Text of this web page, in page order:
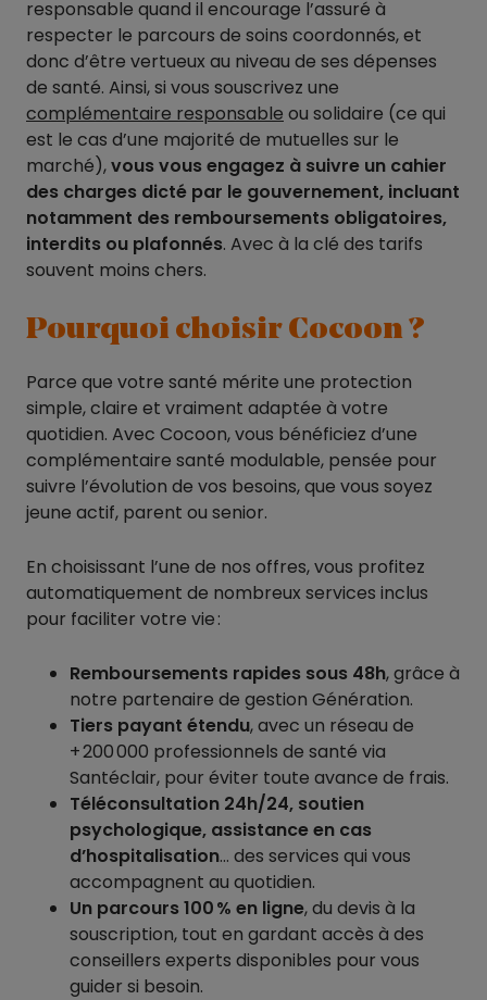
responsable quand il encourage l’assuré à
respecter le parcours de soins coordonnés, et
donc d’être vertueux au niveau de ses dépenses
de santé. Ainsi, si vous souscrivez une
complémentaire responsable ou solidaire (ce qui
est le cas d’une majorité de mutuelles sur le
marché),vous vous engagez à suivre un cahier
des charges dicté par le gouvernement, incluant
notamment des remboursements obligatoires,
interdits ou plafonnés. Avec à la clé des tarifs
souvent moins chers.
Pourquoi choisir Cocoon ?
Parce que votre santé mérite une protection
simple, claire et vraiment adaptée à votre
quotidien. Avec Cocoon, vous bénéficiez d’une
complémentaire santé modulable, pensée pour
suivre l’évolution de vos besoins, que vous soyez
jeune actif, parent ou senior.
En choisissant l’une de nos offres, vous profitez
automatiquement de nombreux services inclus
pour faciliter votre vie :
Remboursements rapides sous 48h, grâce à
notre partenaire de gestion Génération.
Tiers payant étendu, avec un réseau de
+ 200 000 professionnels de santé via
Santéclair, pour éviter toute avance de frais.
Téléconsultation 24h/24, soutien
psychologique, assistance en cas
d’hospitalisation… des services qui vous
accompagnent au quotidien.
Un parcours 100 % en ligne, du devis à la
souscription, tout en gardant accès à des
conseillers experts disponibles pour vous
guider si besoin.